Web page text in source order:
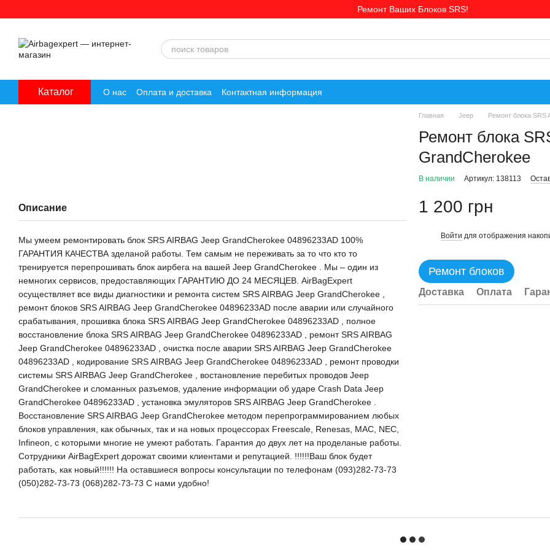
Ремонт Ваших Блоков SRS!
Каталог О нас Оплата и доставка Контактная информация
Описание
Мы умеем ремонтировать блок SRS AIRBAG Jeep GrandCherokee 04896233AD 100%
ГАРАНТИЯ КАЧЕСТВА зделаной работы. Тем самым не переживать за то что кто то
тренируется перепрошивать блок аирбега на вашей Jeep GrandCherokee . Мы – один из
немногих сервисов, предоставляющих ГАРАНТИЮ ДО 24 МЕСЯЦЕВ. AirBagExpert
осуществляет все виды диагностики и ремонта систем SRS AIRBAG Jeep GrandCherokee ,
ремонт блоков SRS AIRBAG Jeep GrandCherokee 04896233AD после аварии или случайного
срабатывания, прошивка блока SRS AIRBAG Jeep GrandCherokee 04896233AD , полное
восстановление блока SRS AIRBAG Jeep GrandCherokee 04896233AD , ремонт SRS AIRBAG
Jeep GrandCherokee 04896233AD , очистка после аварии SRS AIRBAG Jeep GrandCherokee
04896233AD , кодирование SRS AIRBAG Jeep GrandCherokee 04896233AD , ремонт проводки
системы SRS AIRBAG Jeep GrandCherokee , востановление перебитых проводов Jeep
GrandCherokee и сломанных разъемов, удаление информации об ударе Crash Data Jeep
GrandCherokee 04896233AD , установка эмуляторов SRS AIRBAG Jeep GrandCherokee .
Восстановление SRS AIRBAG Jeep GrandCherokee методом перепрограммированием любых
блоков управления, как обычных, так и на новых процессорах Freescale, Renesas, MAC, NEC,
Infineon, с которыми многие не умеют работать. Гарантия до двух лет на проделаные работы.
Сотрудники AirBagExpert дорожат своими клиентами и репутацией. !!!!!!Ваш блок будет
работать, как новый!!!!!! На оставшиеся вопросы консультации по телефонам (093)282-73-73
(050)282-73-73 (068)282-73-73 С нами удобно!
Главная Jeep Ремонт блока SRS
Ремонт блока
GrandCherokee
В наличии Артикул: 138113
1 200 грн
Войти для отображения
Ремонт блоков
Доставка Оплата